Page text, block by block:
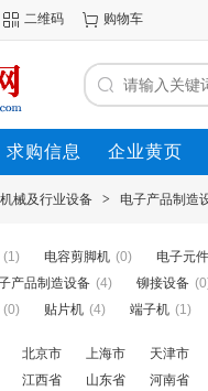
二维码 购物车
求购信息 企业黄页
机械及行业设备 > 电子产品制造
(1) 电容剪脚机 (0) 电子元
产品制造设备 (4) 铆接设备
(0) 贴片机 (4) 端子机 (1)
北京市 上海市 天津市
江西省 山东省 河南省